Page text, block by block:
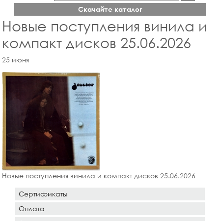
Скачайте каталог
Новые поступления винила и
компакт дисков 25.06.2026
25 июня
Новые поступления винила и компакт дисков 25.06.2026
Сертификаты
Оплата